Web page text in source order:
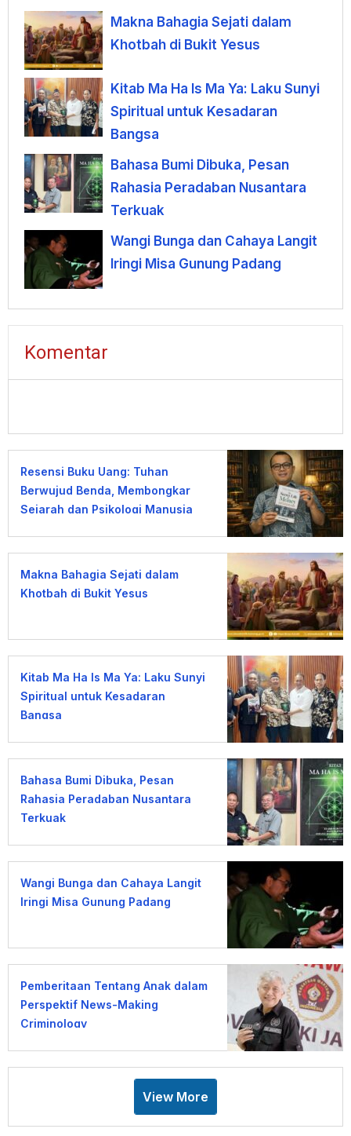
terhadap Uang
Makna Bahagia Sejati dalam
Khotbah di Bukit Yesus
Kitab Ma Ha Is Ma Ya: Laku Sunyi
Spiritual untuk Kesadaran
Bangsa
Bahasa Bumi Dibuka, Pesan
Rahasia Peradaban Nusantara
Terkuak
Wangi Bunga dan Cahaya Langit
Iringi Misa Gunung Padang
Komentar
Resensi Buku Uang: Tuhan
Berwujud Benda, Membongkar
Sejarah dan Psikologi Manusia
Makna Bahagia Sejati dalam
Khotbah di Bukit Yesus
Kitab Ma Ha Is Ma Ya: Laku Sunyi
Spiritual untuk Kesadaran
Bangsa
Bahasa Bumi Dibuka, Pesan
Rahasia Peradaban Nusantara
Terkuak
Wangi Bunga dan Cahaya Langit
Iringi Misa Gunung Padang
Pemberitaan Tentang Anak dalam
Perspektif News-Making
Criminology
View More